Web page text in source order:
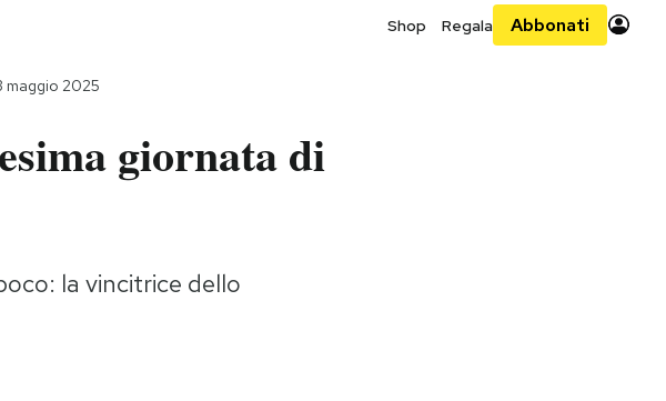
Shop Regala Abbonati
maggio 2025
giornata di
la vincitrice dello